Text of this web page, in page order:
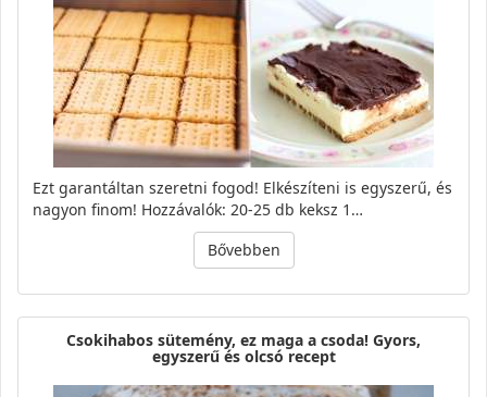
Ezt garantáltan szeretni fogod! Elkészíteni is egyszerű, és
nagyon finom! Hozzávalók: 20-25 db keksz 1…
Bővebben
Csokihabos sütemény, ez maga a csoda! Gyors,
egyszerű és olcsó recept